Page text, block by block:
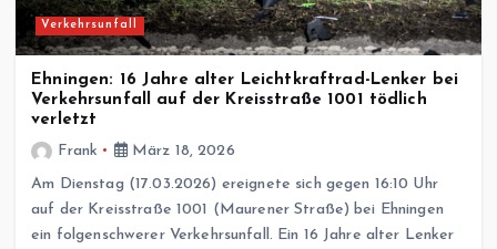
Verkehrsunfall
Ehningen: 16 Jahre alter Leichtkraftrad-Lenker bei
Verkehrsunfall auf der Kreisstraße 1001 tödlich
verletzt
Frank
März 18, 2026
Am Dienstag (17.03.2026) ereignete sich gegen 16:10 Uhr
auf der Kreisstraße 1001 (Maurener Straße) bei Ehningen
ein folgenschwerer Verkehrsunfall. Ein 16 Jahre alter Lenker